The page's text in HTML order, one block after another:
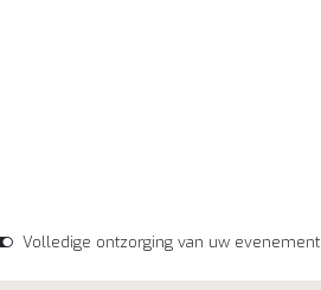
Volledige ontzorging van uw evenement